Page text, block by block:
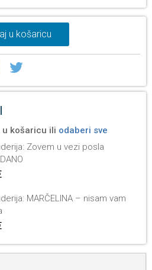
u košaricu
u košaricu ili odaberi sve
Zovem u vezi posla
MARČELINA – nisam vam